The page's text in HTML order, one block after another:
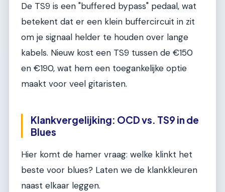
De TS9 is een "buffered bypass" pedaal, wat
betekent dat er een klein buffercircuit in zit
om je signaal helder te houden over lange
kabels. Nieuw kost een TS9 tussen de €150
en €190, wat hem een toegankelijke optie
maakt voor veel gitaristen.
Klankvergelijking: OCD vs. TS9 in de
Blues
Hier komt de hamer vraag: welke klinkt het
beste voor blues? Laten we de klankkleuren
naast elkaar leggen.